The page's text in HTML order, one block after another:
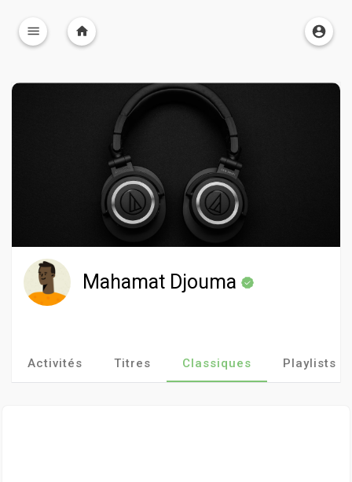
Mahamat Djouma
Activités Titres Classiques Playlists